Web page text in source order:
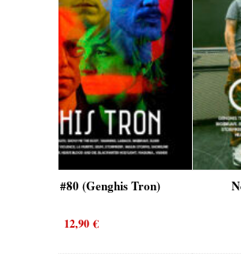
New Noise #80 (Quicksand)